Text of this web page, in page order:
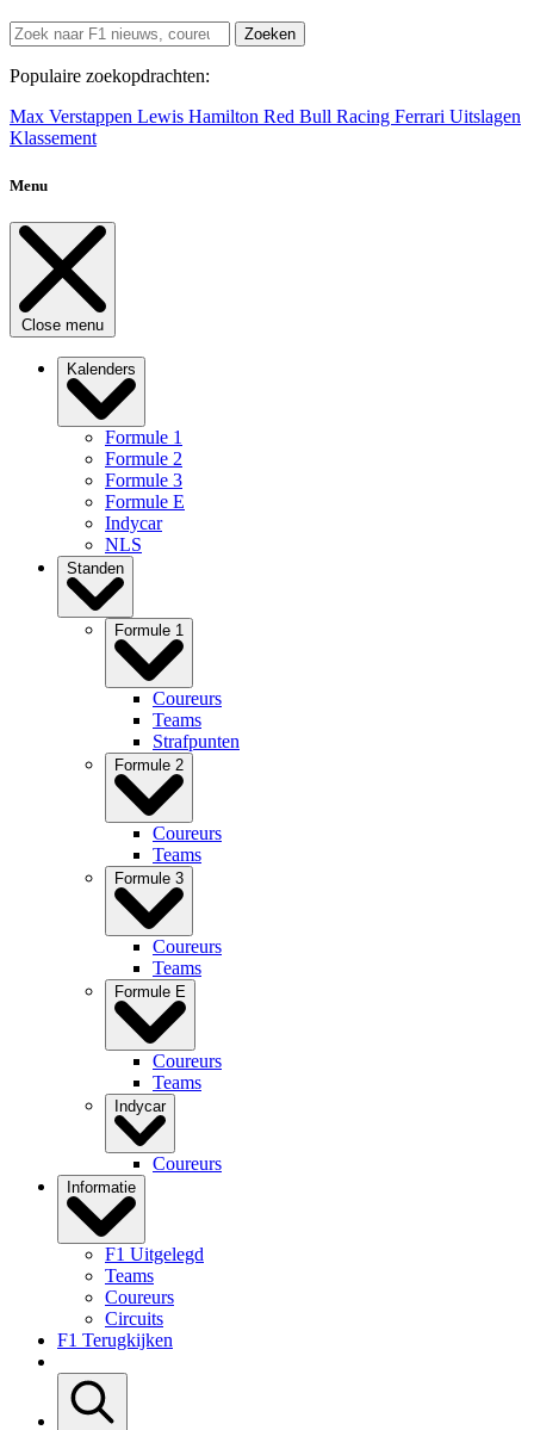
Zoeken
Populaire zoekopdrachten:
Max Verstappen Lewis Hamilton Red Bull Racing Ferrari Uitslagen
Klassement
Menu
Close menu
Kalenders
Formule 1
Formule 2
Formule 3
Formule E
Indycar
NLS
Standen
Formule 1
Coureurs
Teams
Strafpunten
Formule 2
Coureurs
Teams
Formule 3
Coureurs
Teams
Formule E
Coureurs
Teams
Indycar
Coureurs
Informatie
F1 Uitgelegd
Teams
Coureurs
Circuits
F1 Terugkijken